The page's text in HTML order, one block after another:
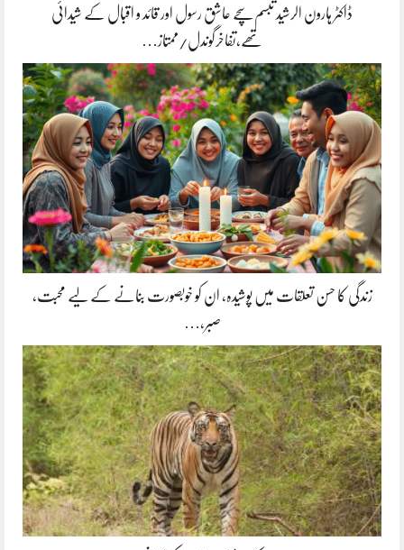
ڈاکٹر ہارون الرشید تبسم سچے عاشق رسول اور قائد و اقبال کے شیدائی
تھے،تفاخرگوندل/ممتاز…
زندگی کا حسن تعلقات میں پوشیدہ, ان کو خوبصورت بنانے کے لیے محبت،
صبر،…